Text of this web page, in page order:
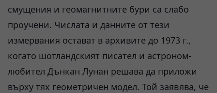
смущения и геомагнитните бури са слабо
проучени. Числата и данните от тези
измервания остават в архивите до 1973 г.,
когато шотландският писател и астроном-
любител Дънкан Лунан решава да приложи
върху тях геометричен модел. Той заявява, че